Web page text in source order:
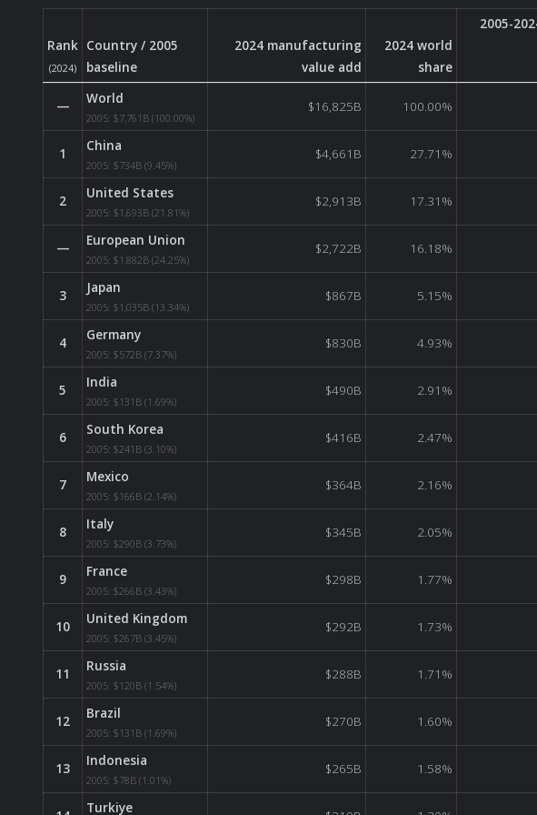
Manufacturing industry value add by country/bloc: 2024 value and share, with 2005
Rank
(2024)
Country / 2005
baseline
2024 manufacturing
value add
2024 world
share
2005-
— World
2005: $7,761B (100.00%)
$16,825B 100.00%
1 China
2005: $734B (9.45%)
$4,661B 27.71%
2 United States
2005: $1,693B (21.81%)
$2,913B 17.31%
— European Union
2005: $1,882B (24.25%)
$2,722B 16.18%
3 Japan
2005: $1,035B (13.34%)
$867B 5.15%
4 Germany
2005: $572B (7.37%)
$830B 4.93%
5 India
2005: $131B (1.69%)
$490B 2.91%
6 South Korea
2005: $241B (3.10%)
$416B 2.47%
7 Mexico
2005: $166B (2.14%)
$364B 2.16%
8 Italy
2005: $290B (3.73%)
$345B 2.05%
9 France
2005: $266B (3.43%)
$298B 1.77%
10 United Kingdom
2005: $267B (3.45%)
$292B 1.73%
11 Russia
2005: $120B (1.54%)
$288B 1.71%
12 Brazil
2005: $131B (1.69%)
$270B 1.60%
13 Indonesia
2005: $78B (1.01%)
$265B 1.58%
Turkiye